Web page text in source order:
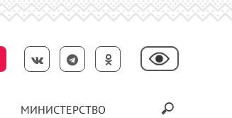
МИНИСТЕРСТВО